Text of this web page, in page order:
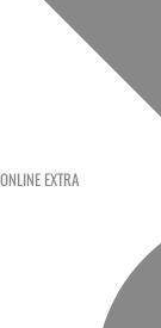
ONLINE EXTRA